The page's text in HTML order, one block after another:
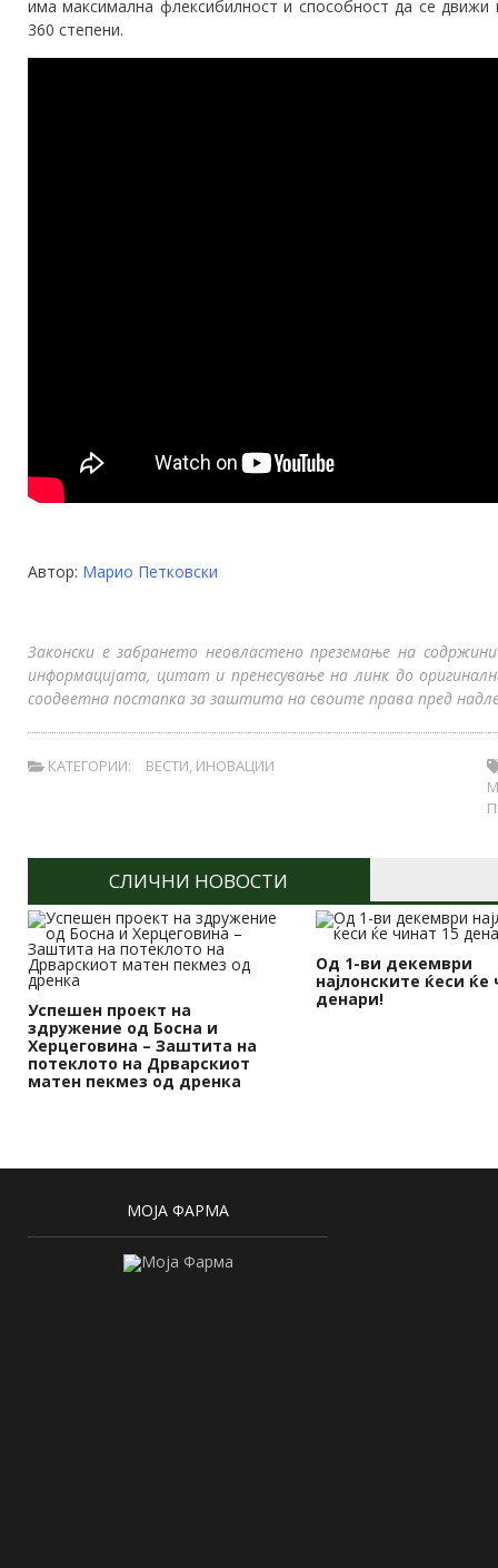
има максимална флексибилност и способност да се
360 степени.
Автор: Марио Петковски
Законски е забрането неовластено преземање на
информацијата, цитат и пренесување на линк до
соодветна постапка за заштита на своите права пред
КАТЕГОРИИ: ВЕСТИ, ИНОВАЦИИ
СЛИЧНИ НОВОСТИ
Успешен проект на
здружение од Босна и
Херцеговина – Заштита на
потеклото на Дрварскиот
матен пекмез од дренка
Од 1-ви декември
најлонските ќеси ќе
денари!
МОЈА ФАРМА